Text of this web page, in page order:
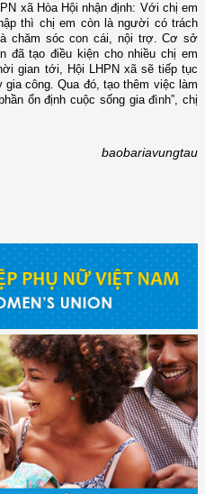
xã Hòa Hội nhận định: Với chị em
thì chị em còn là người có trách
chăm sóc con cái, nội trợ. Cơ sở
đã tạo điều kiện cho nhiều chị em
gian tới, Hội LHPN xã sẽ tiếp tục
công. Qua đó, tạo thêm việc làm
ổn định cuộc sống gia đình”, chị
baobariavungtau